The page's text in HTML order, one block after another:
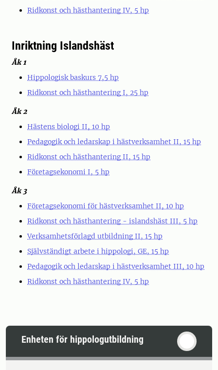
Ridkonst och hästhantering IV, 5 hp
Inriktning Islandshäst
Åk 1
Hippologisk baskurs 7,5 hp
Ridkonst och hästhantering I, 25 hp
Åk 2
Hästens biologi II, 10 hp
Pedagogik och ledarskap i hästverksamhet II, 15 hp
Ridkonst och hästhantering II, 15 hp
Företagsekonomi I, 5 hp
Åk 3
Företagsekonomi för hästverksamhet II, 10 hp
Ridkonst och hästhantering - islandshäst III, 5 hp
Verksamhetsförlagd utbildning II, 15 hp
Självständigt arbete i hippologi, GE, 15 hp
Pedagogik och ledarskap i hästverksamhet III, 10 hp
Ridkonst och hästhantering IV, 5 hp
Enheten för hippologutbildning